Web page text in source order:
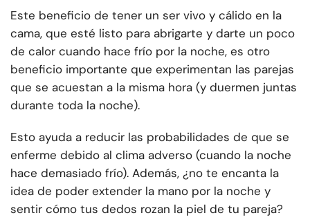
Este beneficio de tener un ser vivo y cálido en la
cama, que esté listo para abrigarte y darte un poco
de calor cuando hace frío por la noche, es otro
beneficio importante que experimentan las parejas
que se acuestan a la misma hora (y duermen juntas
durante toda la noche).
Esto ayuda a reducir las probabilidades de que se
enferme debido al clima adverso (cuando la noche
hace demasiado frío). Además, ¿no te encanta la
idea de poder extender la mano por la noche y
sentir cómo tus dedos rozan la piel de tu pareja?